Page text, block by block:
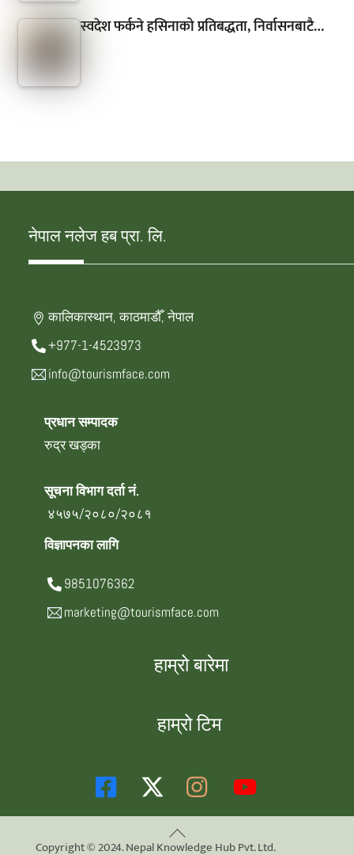
स्वदेश फर्कने हसिनाको प्रतिबद्धता, निर्वासनबाटै…
नेपाल नलेज हब प्रा. लि.
कालिकास्थान, काठमाडौँ, नेपाल
+977-1-4523973
info@tourismface.com
प्रधान सम्पादक
रुद्र खड्का
सूचना विभाग दर्ता नं.
४५७५/२०८०/२०८१
विज्ञापनका लागि
9851076362
marketing@tourismface.com
हाम्रो बारेमा
हाम्रो टिम
Back
Copyright © 2024. Nepal Knowledge Hub Pvt. Ltd.